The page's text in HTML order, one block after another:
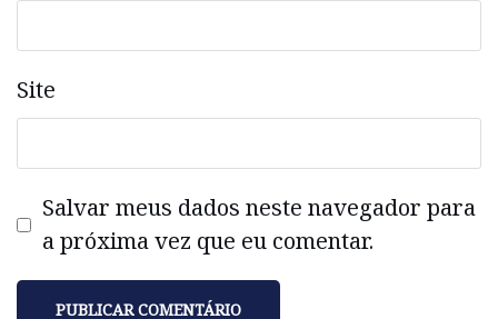
Site
Salvar meus dados neste navegador para
a próxima vez que eu comentar.